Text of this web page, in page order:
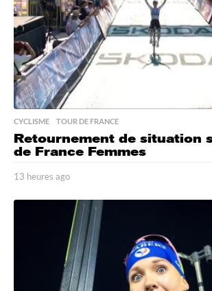
o
CYCLISME ,TOUR DE FRANCE
Retournement de situation
de France Femmes
13 heures ago
h
e
u
r
e
s
a